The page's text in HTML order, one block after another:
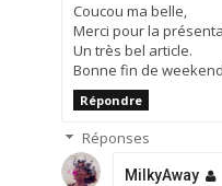
Coucou ma belle,
Merci pour la
Un très bel article.
Bonne fin de
Répondre
Réponses
MilkyAway